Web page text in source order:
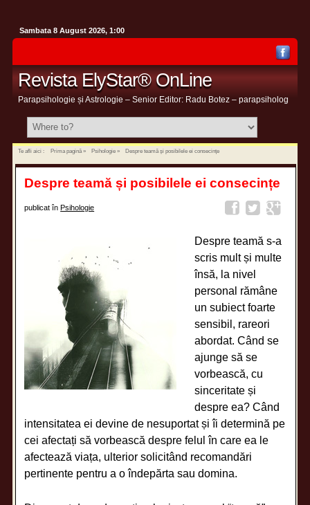
Sambata 8 August 2026, 1:00
Revista ElyStar® OnLine
Parapsihologie și Astrologie – Senior Editor: Radu Botez – parapsiholog
Te afli aici : Prima pagină» Psihologie» Despre teamă și posibilele ei consecințe
Despre teamă și posibilele ei consecințe
publicat înPsihologie
Despre teamă s-a
scris mult și multe
însă, la nivel
personal rămâne
un subiect foarte
sensibil, rareori
abordat. Când se
ajunge să se
vorbească, cu
sinceritate și
despre ea? Când
intensitatea ei devine de nesuportat și îi determină pe
cei afectați să vorbească despre felul în care ea le
afectează viața, ulterior solicitând recomandări
pertinente pentru a o îndepărta sau domina.